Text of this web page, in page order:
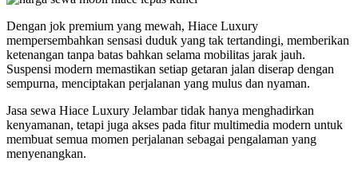
Dengan jok premium yang mewah, Hiace Luxury
mempersembahkan sensasi duduk yang tak tertandingi, memberikan
ketenangan tanpa batas bahkan selama mobilitas jarak jauh.
Suspensi modern memastikan setiap getaran jalan diserap dengan
sempurna, menciptakan perjalanan yang mulus dan nyaman.
Jasa sewa Hiace Luxury Jelambar tidak hanya menghadirkan
kenyamanan, tetapi juga akses pada fitur multimedia modern untuk
membuat semua momen perjalanan sebagai pengalaman yang
menyenangkan.